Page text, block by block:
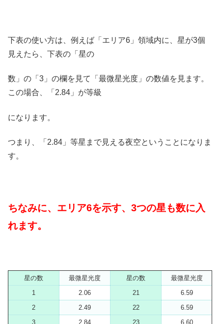
下表の使い方は、例えば「エリア6」領域内に、星が3個
見えたら、下表の「星の
数」の「3」の欄を見て「最微星光度」の数値を見ます。
この場合、「2.84」が等級
になります。
つまり、「2.84」等星まで見える夜空ということになりま
す。
ちなみに、エリア6を示す、3つの星も数に入
れます。
星の数 最微星光度 星の数
最微星光度
1
2.06 21
6.59
2
2.49 22
6.59
3
2.84 23 6.60